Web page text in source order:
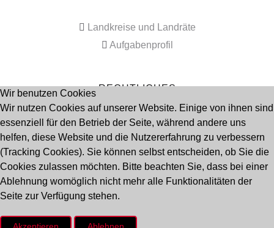
Landkreise und Landräte
Aufgabenprofil
RECHTLICHES
Impressum
Datenschutz
Seitenanfang
Wir benutzen Cookies
Wir nutzen Cookies auf unserer Website. Einige von ihnen sind
essenziell für den Betrieb der Seite, während andere uns
helfen, diese Website und die Nutzererfahrung zu verbessern
(Tracking Cookies). Sie können selbst entscheiden, ob Sie die
Cookies zulassen möchten. Bitte beachten Sie, dass bei einer
Ablehnung womöglich nicht mehr alle Funktionalitäten der
Seite zur Verfügung stehen.